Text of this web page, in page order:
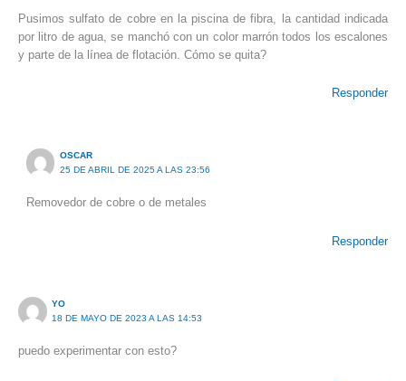
Pusimos sulfato de cobre en la piscina de fibra, la cantidad indicada
por litro de agua, se manchó con un color marrón todos los escalones
y parte de la línea de flotación. Cómo se quita?
Responder
OSCAR
25 DE ABRIL DE 2025 A LAS 23:56
Removedor de cobre o de metales
Responder
YO
18 DE MAYO DE 2023 A LAS 14:53
puedo experimentar con esto?